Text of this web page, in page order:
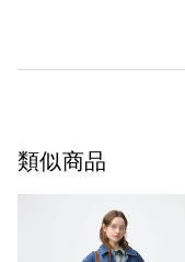
類似商品